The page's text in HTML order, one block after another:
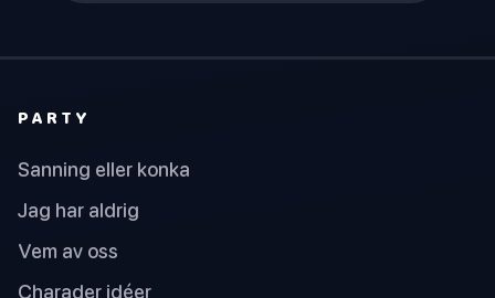
PARTY
Sanning eller konka
Jag har aldrig
Vem av oss
Charader idéer